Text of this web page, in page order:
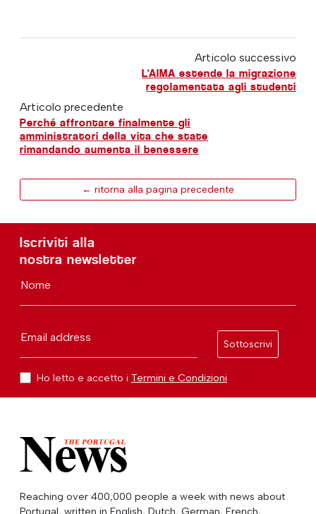
Articolo successivo
L'AIMA estende la migrazione
regolamentata agli studenti
Articolo precedente
Perché affrontare finalmente gli
amministratori della vita che state
rimandando aumenta il benessere
← ritorna alla pagina precedente
Iscriviti alla
nostra newsletter
Nome
Email address
Sottoscrivi
Ho letto e accetto i Termini e Condizioni
Reaching over 400,000 people a week with news about
Portugal, written in English, Dutch, German, French,